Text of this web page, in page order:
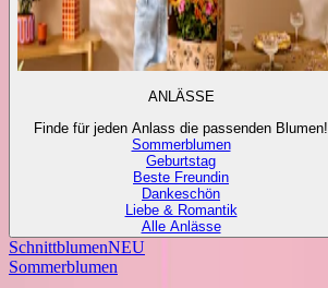
ANLÄSSE
Finde für jeden Anlass die passenden Blumen!
Sommerblumen
Geburtstag
Beste Freundin
Dankeschön
Liebe & Romantik
Alle Anlässe
SchnittblumenNEU
Sommerblumen